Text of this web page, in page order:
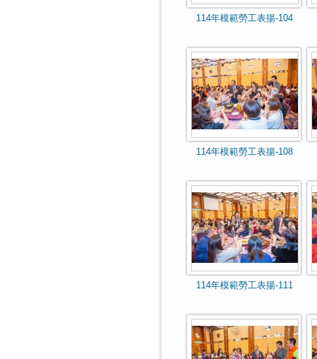
114年模範勞工表揚-104
114年模範勞工表揚-108
114年模範勞工表揚-111